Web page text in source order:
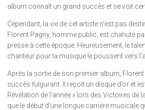
album connaît un grand succès et se voit
Cependant, la vie de cet artiste n’est pas
Florent Pagny, homme public, est chahuté
presse à cette époque. Heureusement, le
chanteur pour la musique le poussent vers
Après la sortie de son premier album,
succès fulgurant. Il reçoit un disque d’or et
Révélation de l’année » lors des Victoires de
que le début d’une longue carrière musicale